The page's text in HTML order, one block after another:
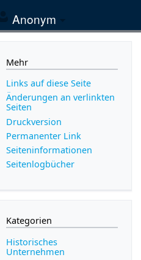
Anonym
Mehr
Links auf diese Seite
Änderungen an verlinkten
Seiten
Druckversion
Permanenter Link
Seiten­­informationen
Seitenlogbücher
Kategorien
Historisches
Unternehmen